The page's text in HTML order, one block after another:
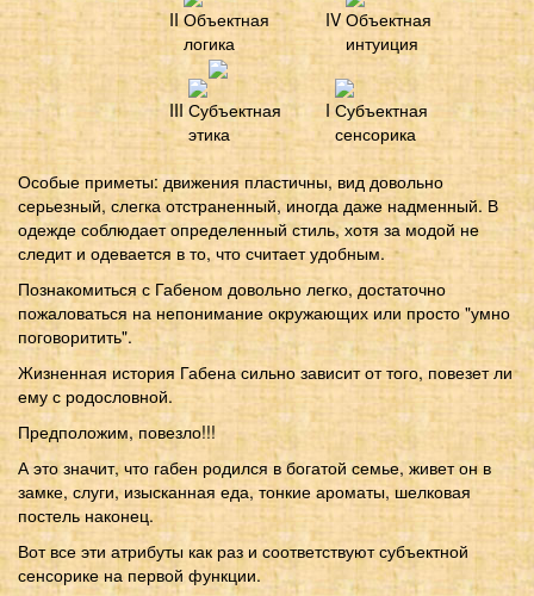
II IV
III I
Особые приметы: движения пластичны, вид довольно
серьезный, слегка отстраненный, иногда даже надменный. В
одежде соблюдает определенный стиль, хотя за модой не
следит и одевается в то, что считает удобным.
Познакомиться с Габеном довольно легко, достаточно
пожаловаться на непонимание окружающих или просто "умно
поговоритить".
Жизненная история Габена сильно зависит от того, повезет ли
ему с родословной.
Предположим, повезло!!!
А это значит, что габен родился в богатой семье, живет он в
замке, слуги, изысканная еда, тонкие ароматы, шелковая
постель наконец.
Вот все эти атрибуты как раз и соответствуют субъектной
сенсорике на первой функции.